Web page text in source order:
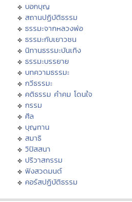
บอกบุญ
สถานปฏิบัติธรรม
ธรรมะจากหลวงพ่อ
ธรรมะกับเยาวชน
นิทานธรรมะบันเทิง
ธรรมะบรรยาย
บทความธรรมะ
กวีธรรมะ
คติธรรม คำคม โดนใจ
กรรม
ศีล
บุญทาน
สมาธิ
วิปัสสนา
ปริวาสกรรม
ฟังสวดมนต์
คอร์สปฏิบัติธรรม